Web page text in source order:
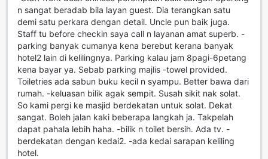
atmosfär och professionell service som gör att du känner
dig som hemma. Oavsett om du är ute efter att förbättra
ditt handicap eller bara vill njuta av en dag på golfbanan,
är Ria Cameron Hotel den perfekta destinationen för
golfentusiaster i Cameron Highlands.
Bekvämlighetsfaciliteter på Ria Cameron Hotel
Ria Cameron Hotel erbjuder en rad bekvämlighetsfaciliteter
som gör din vistelse både bekväm och minnesvärd.
Hotellet har gratis Wi-Fi i alla rum, vilket gör det enkelt för
gästerna att hålla sig uppkopplade, oavsett om de behöver
arbeta, planera sina aktiviteter eller bara surfa på nätet.
n sangat beradab bila layan guest. Dia terangkan satu
demi satu perkara dengan detail. Uncle pun baik juga.
Staff tu before checkin saya call n layanan amat superb. -
parking banyak cumanya kena berebut kerana banyak
hotel2 lain di kelilingnya. Parking kalau jam 8pagi-6petang
kena bayar ya. Sebab parking majlis -towel provided.
Toiletries ada sabun buku kecil n syampu. Better bawa dari
rumah. -keluasan bilik agak sempit. Susah sikit nak solat.
So kami pergi ke masjid berdekatan untuk solat. Dekat
sangat. Boleh jalan kaki beberapa langkah ja. Takpelah
dapat pahala lebih haha. -bilik n toilet bersih. Ada tv. -
berdekatan dengan kedai2. -ada kedai sarapan keliling
hotel.